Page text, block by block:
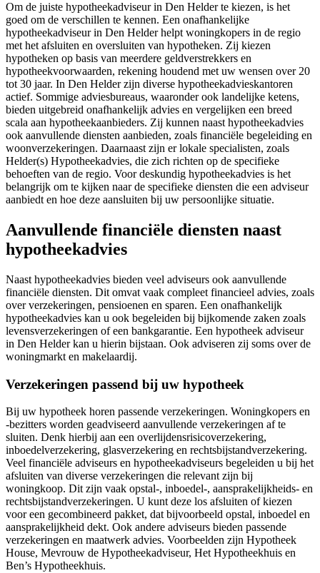
Om de juiste hypotheekadviseur in Den Helder te kiezen, is het
goed om de verschillen te kennen. Een onafhankelijke
hypotheekadviseur in Den Helder helpt woningkopers in de regio
met het afsluiten en oversluiten van hypotheken. Zij kiezen
hypotheken op basis van meerdere geldverstrekkers en
hypotheekvoorwaarden, rekening houdend met uw wensen over 20
tot 30 jaar. In Den Helder zijn diverse hypotheekadvieskantoren
actief. Sommige adviesbureaus, waaronder ook landelijke ketens,
bieden uitgebreid onafhankelijk advies en vergelijken een breed
scala aan hypotheekaanbieders. Zij kunnen naast hypotheekadvies
ook aanvullende diensten aanbieden, zoals financiële begeleiding en
woonverzekeringen. Daarnaast zijn er lokale specialisten, zoals
Helder(s) Hypotheekadvies, die zich richten op de specifieke
behoeften van de regio. Voor deskundig hypotheekadvies is het
belangrijk om te kijken naar de specifieke diensten die een adviseur
aanbiedt en hoe deze aansluiten bij uw persoonlijke situatie.
Aanvullende financiële diensten naast
hypotheekadvies
Naast hypotheekadvies bieden veel adviseurs ook aanvullende
financiële diensten. Dit omvat vaak compleet financieel advies, zoals
over verzekeringen, pensioenen en sparen. Een onafhankelijk
hypotheekadvies kan u ook begeleiden bij bijkomende zaken zoals
levensverzekeringen of een bankgarantie. Een hypotheek adviseur
in Den Helder kan u hierin bijstaan. Ook adviseren zij soms over de
woningmarkt en makelaardij.
Verzekeringen passend bij uw hypotheek
Bij uw hypotheek horen passende verzekeringen. Woningkopers en
-bezitters worden geadviseerd aanvullende verzekeringen af te
sluiten. Denk hierbij aan een overlijdensrisicoverzekering,
inboedelverzekering, glasverzekering en rechtsbijstandverzekering.
Veel financiële adviseurs en hypotheekadviseurs begeleiden u bij het
afsluiten van diverse verzekeringen die relevant zijn bij
woningkoop. Dit zijn vaak opstal-, inboedel-, aansprakelijkheids- en
rechtsbijstandverzekeringen. U kunt deze los afsluiten of kiezen
voor een gecombineerd pakket, dat bijvoorbeeld opstal, inboedel en
aansprakelijkheid dekt. Ook andere adviseurs bieden passende
verzekeringen en maatwerk advies. Voorbeelden zijn Hypotheek
House, Mevrouw de Hypotheekadviseur, Het Hypotheekhuis en
Ben’s Hypotheekhuis.